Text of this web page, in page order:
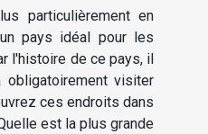
particulièrement en
pays idéal pour les
l'histoire de ce pays, il
visiter
ces endroits dans
est la plus grande